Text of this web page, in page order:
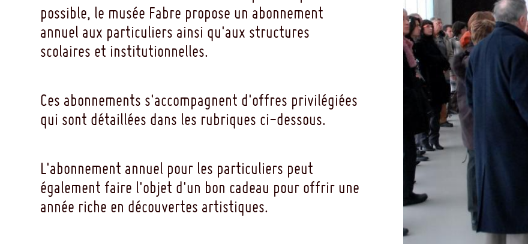
possible, le musée Fabre propose un abonnement
annuel aux particuliers ainsi qu'aux structures
scolaires et institutionnelles.
Ces abonnements s'accompagnent d'offres privilégiées
qui sont détaillées dans les rubriques ci-dessous.
L'abonnement annuel pour les particuliers peut
également faire l'objet d'un bon cadeau pour offrir une
année riche en découvertes artistiques.